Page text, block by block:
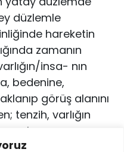
düzlemle
hareketin
zamanın
insa- nın
bedenine,
görüş alanını
tenzih, var­lığın
ruhuna, zamanına,
alanını ve